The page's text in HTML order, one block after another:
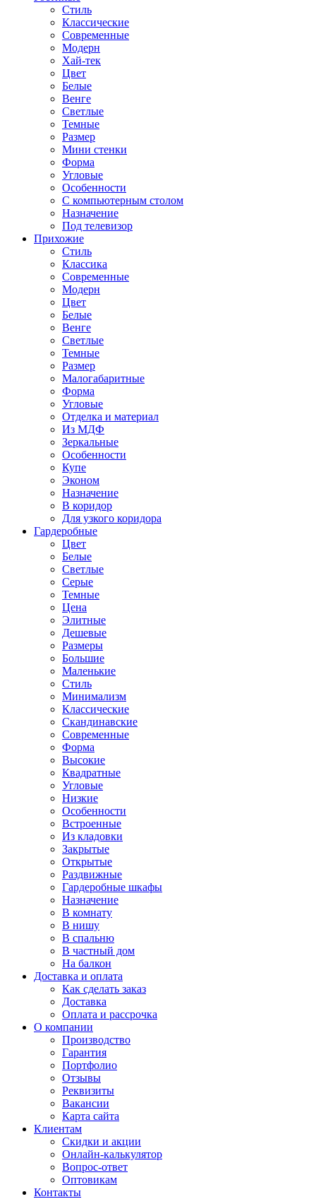
Стиль
Классические
Современные
Модерн
Хай-тек
Цвет
Белые
Венге
Светлые
Темные
Размер
Мини стенки
Форма
Угловые
Особенности
С компьютерным столом
Назначение
Под телевизор
Прихожие
Стиль
Классика
Современные
Модерн
Цвет
Белые
Венге
Светлые
Темные
Размер
Малогабаритные
Форма
Угловые
Отделка и материал
Из МДФ
Зеркальные
Особенности
Купе
Эконом
Назначение
В коридор
Для узкого коридора
Гардеробные
Цвет
Белые
Светлые
Серые
Темные
Цена
Элитные
Дешевые
Размеры
Большие
Маленькие
Стиль
Минимализм
Классические
Скандинавские
Современные
Форма
Высокие
Квадратные
Угловые
Низкие
Особенности
Встроенные
Из кладовки
Закрытые
Открытые
Раздвижные
Гардеробные шкафы
Назначение
В комнату
В нишу
В спальню
В частный дом
На балкон
Доставка и оплата
Как сделать заказ
Доставка
Оплата и рассрочка
О компании
Производство
Гарантия
Портфолио
Отзывы
Реквизиты
Вакансии
Карта сайта
Клиентам
Скидки и акции
Онлайн-калькулятор
Вопрос-ответ
Оптовикам
Контакты